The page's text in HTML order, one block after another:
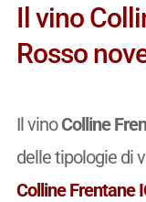
Il vino
Rosso
Il vinoColline
delle tipologie di
Colline Frentane